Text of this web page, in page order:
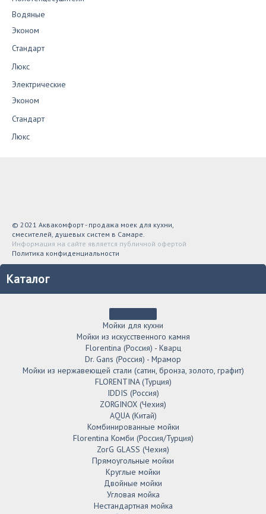
Водяные
Эконом
Стандарт
Люкс
Электрические
Эконом
Стандарт
Люкс
© 2021 Аквакомфорт - продажа моек для кухни,
смесителей, душевых систем в Самаре.
Информация на сайте является публичной офертой
Политика конфиденциальности
Каталог
Мойки для кухни
Мойки из искусственного камня
Florentina (Россия) - Кварц
Dr. Gans (Россия) - Мрамор
Мойки из нержавеющей стали (сатин, бронза, золото, графит)
FLORENTINA (Турция)
IDDIS (Россия)
ZORGINOX (Чехия)
AQUA (Китай)
Комбинированные мойки
Florentina Комби (Россия/Турция)
ZorG GLASS (Чехия)
Прямоугольные мойки
Круглые мойки
Двойные мойки
Угловая мойка
Нестандартная мойка